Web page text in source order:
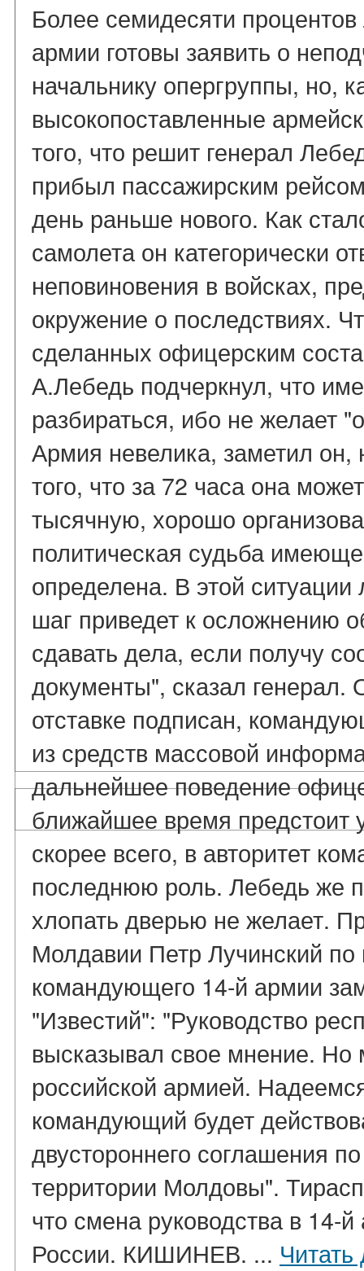
Более семидесяти процентов
армии готовы заявить о
начальнику опергруппы, но,
высокопоставленные
того, что решит генерал
прибыл пассажирским
день раньше нового. Как
самолета он категорически
неповиновения в войсках,
окружение о последствиях.
сделанных офицерским
А.Лебедь подчеркнул, что
разбираться, ибо не желает
Армия невелика, заметил он,
того, что за 72 часа она
тысячную, хорошо
политическая судьба
определена. В этой
шаг приведет к осложнению
сдавать дела, если получу
документы", сказал генерал.
отставке подписан,
из средств массовой
дальнейшее поведение
ближайшее время предстоит
скорее всего, в авторитет
последнюю роль. Лебедь же
хлопать дверью не желает.
Молдавии Петр Лучинский по
командующего 14-й армии
"Известий": "Руководство
высказывал свое мнение.
российской армией.
командующий будет
двустороннего соглашения
территории Молдовы".
что смена руководства в 14-
России. КИШИНЕВ. ...